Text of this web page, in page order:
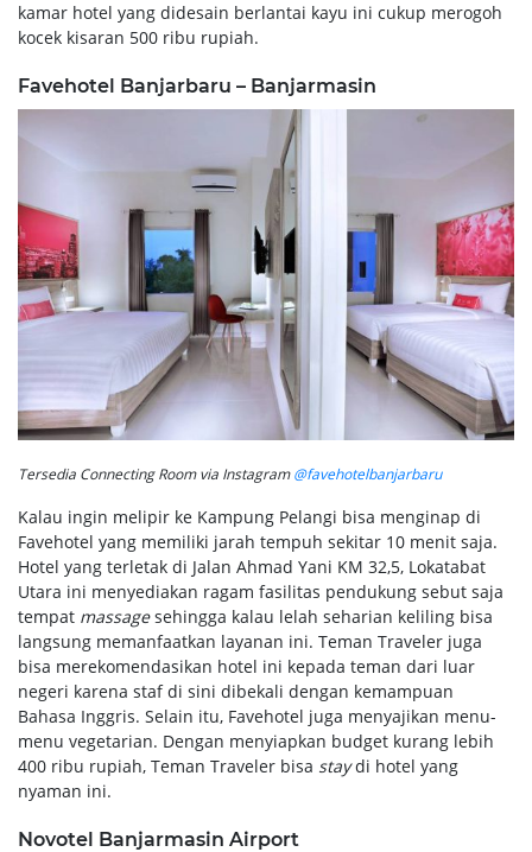
kamar hotel yang didesain berlantai kayu ini cukup merogoh
kocek kisaran 500 ribu rupiah.
Favehotel Banjarbaru – Banjarmasin
Tersedia Connecting Room via Instagram@favehotelbanjarbaru
Kalau ingin melipir ke Kampung Pelangi bisa menginap di
Favehotel yang memiliki jarah tempuh sekitar 10 menit saja.
Hotel yang terletak di Jalan Ahmad Yani KM 32,5, Lokatabat
Utara ini menyediakan ragam fasilitas pendukung sebut saja
tempat massagesehingga kalau lelah seharian keliling bisa
langsung memanfaatkan layanan ini. Teman Traveler juga
bisa merekomendasikan hotel ini kepada teman dari luar
negeri karena staf di sini dibekali dengan kemampuan
Bahasa Inggris. Selain itu, Favehotel juga menyajikan menu-
menu vegetarian. Dengan menyiapkan budget kurang lebih
400 ribu rupiah, Teman Traveler bisa staydi hotel yang
nyaman ini.
Novotel Banjarmasin Airport